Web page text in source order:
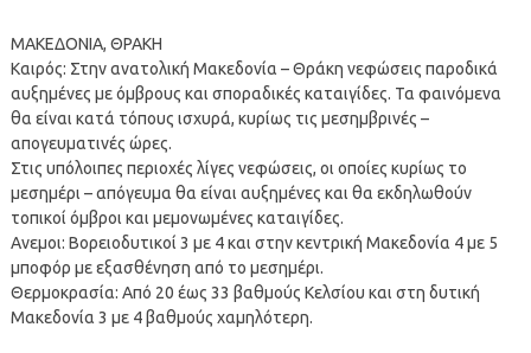
ΜΑΚΕΔΟΝΙΑ, ΘΡΑΚΗ
Καιρός: Στην ανατολική Μακεδονία – Θράκη νεφώσεις παροδικά
αυξημένες με όμβρους και σποραδικές καταιγίδες. Τα φαινόμενα
θα είναι κατά τόπους ισχυρά, κυρίως τις μεσημβρινές –
απογευματινές ώρες.
Στις υπόλοιπες περιοχές λίγες νεφώσεις, οι οποίες κυρίως το
μεσημέρι – απόγευμα θα είναι αυξημένες και θα εκδηλωθούν
τοπικοί όμβροι και μεμονωμένες καταιγίδες.
Ανεμοι: Βορειοδυτικοί 3 με 4 και στην κεντρική Μακεδονία 4 με 5
μποφόρ με εξασθένηση από το μεσημέρι.
Θερμοκρασία: Από 20 έως 33 βαθμούς Κελσίου και στη δυτική
Μακεδονία 3 με 4 βαθμούς χαμηλότερη.